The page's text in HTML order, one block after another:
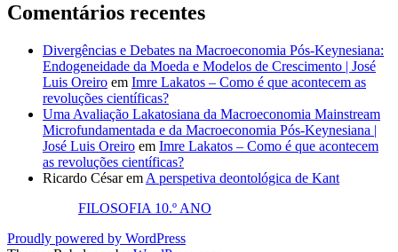
Comentários recentes
Divergências e Debates na Macroeconomia Pós-Keynesiana:
Endogeneidade da Moeda e Modelos de Crescimento | José
Luis Oreiro em Imre Lakatos – Como é que acontecem as
revoluções científicas?
Uma Avaliação Lakatosiana da Macroeconomia Mainstream
Microfundamentada e da Macroeconomia Pós-Keynesiana |
José Luis Oreiro em Imre Lakatos – Como é que acontecem
as revoluções científicas?
Ricardo Césarem A perspetiva deontológica de Kant
FILOSOFIA 10.º ANO
Proudly powered by WordPress